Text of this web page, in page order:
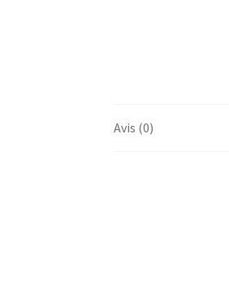
Avis (0)